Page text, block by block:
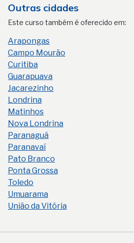
Outras cidades
Este curso também é oferecido em:
Arapongas
Campo Mourão
Curitiba
Guarapuava
Jacarezinho
Londrina
Matinhos
Nova Londrina
Paranaguá
Paranavaí
Pato Branco
Ponta Grossa
Toledo
Umuarama
União da Vitória